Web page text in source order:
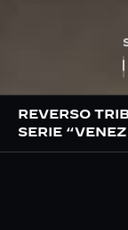
REVERSO
SERIE